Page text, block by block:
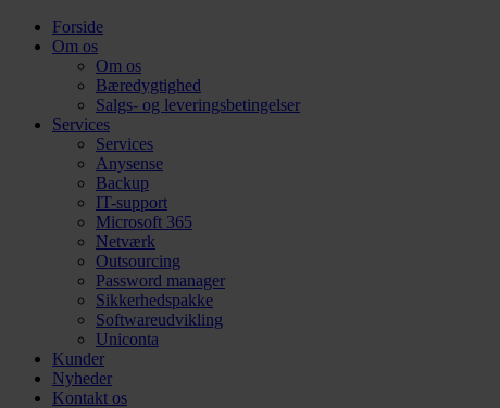
Forside
Om os
Om os
Bæredygtighed
Salgs- og leveringsbetingelser
Services
Services
Anysense
Backup
IT-support
Microsoft 365
Netværk
Outsourcing
Password manager
Sikkerhedspakke
Softwareudvikling
Uniconta
Kunder
Nyheder
Kontakt os